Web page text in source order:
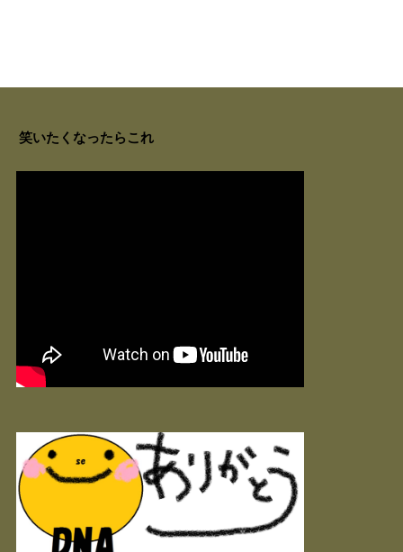
笑いたくなったらこれ